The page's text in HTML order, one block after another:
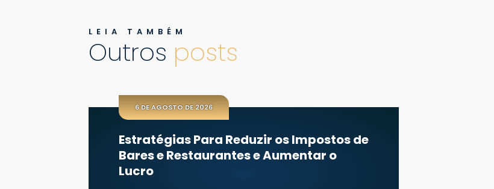
LEIA TAMBÉM
Outros posts
6 DE AGOSTO DE 2026
Estratégias Para Reduzir os Impostos de
Bares e Restaurantes e Aumentar o
Lucro